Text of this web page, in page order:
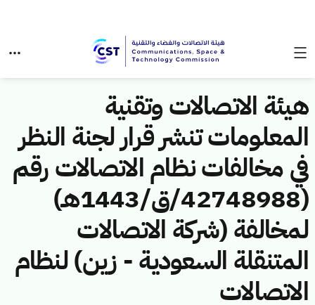
هيئة الاتصالات وتقنية
المعلومات تنشر قرار لجنة النظر
في مخالفات نظام الاتصالات رقم
(42748988/ق/1443هـ)
لمخالفة (شركة الاتصالات
المتنقلة السعودية - زين) لنظام
الاتصالات